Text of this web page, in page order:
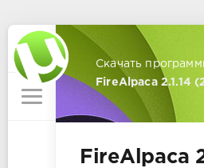
Скачать
FireAlpaca 2.1.14
FireAlpaca